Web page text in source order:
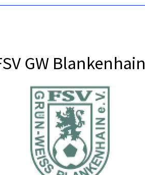
GW Blankenhain